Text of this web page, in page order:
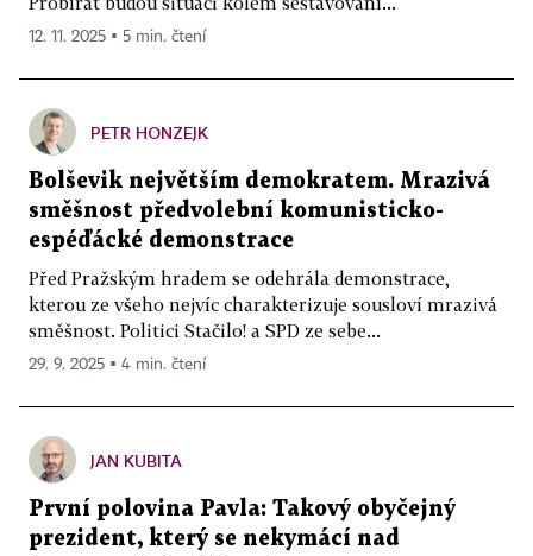
12. 11. 2025 ▪ 5 min. čtení
PETR HONZEJK
Bolševik největším demokratem. Mrazivá
směšnost předvolební komunisticko-
espéďácké demonstrace
Před Pražským hradem se odehrála demonstrace,
kterou ze všeho nejvíc charakterizuje sousloví mrazivá
směšnost. Politici Stačilo! a SPD ze sebe...
29. 9. 2025 ▪ 4 min. čtení
JAN KUBITA
První polovina Pavla: Takový obyčejný
prezident, který se nekymácí nad